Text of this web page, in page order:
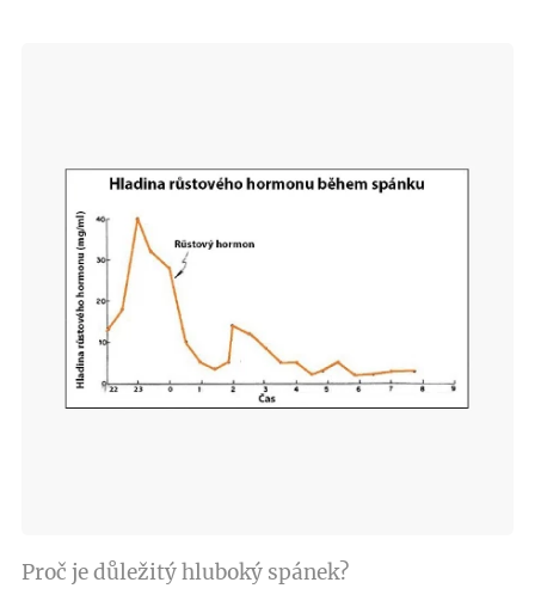
Proč je důležitý hluboký spánek?